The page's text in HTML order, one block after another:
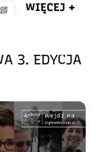
WIĘCEJ +
3. EDYCJA